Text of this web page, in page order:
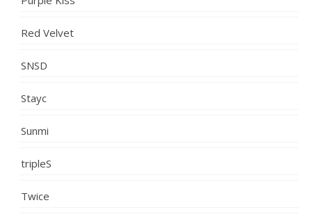
Red Velvet
SNSD
Stayc
Sunmi
tripleS
Twice